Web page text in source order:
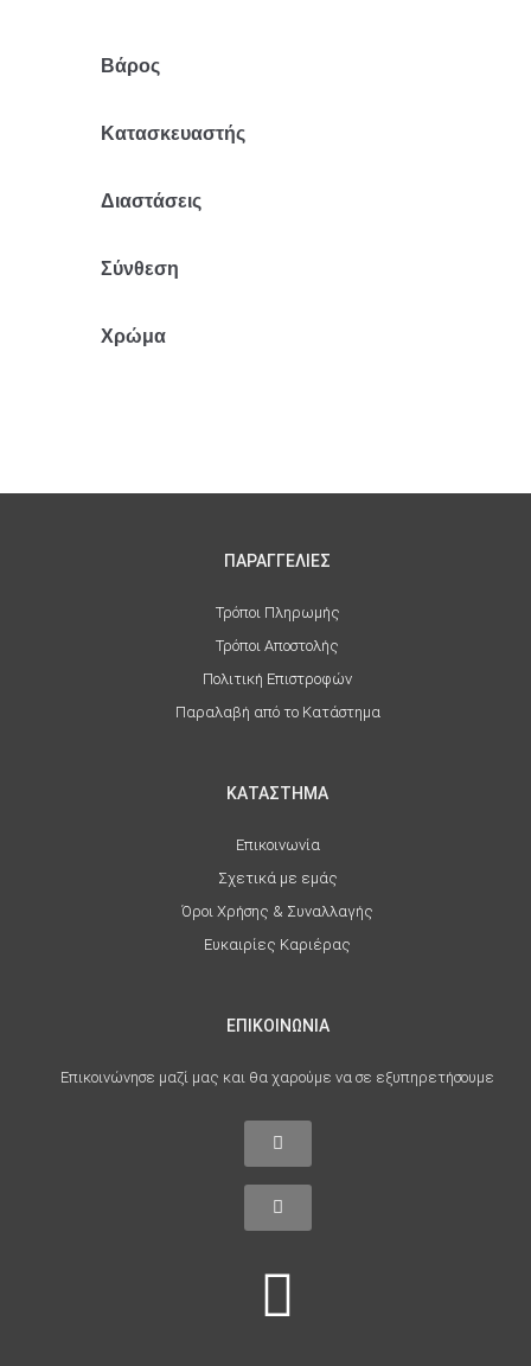
Βάρος
Κατασκευαστής
Διαστάσεις
Σύνθεση
Χρώμα
ΠΑΡΑΓΓΕΛΙΕΣ
Τρόποι Πληρωμής
Τρόποι Αποστολής
Πολιτική Επιστροφών
Παραλαβή από το Κατάστημα
ΚΑΤΑΣΤΗΜΑ
Επικοινωνία
Σχετικά με εμάς
Όροι Χρήσης & Συναλλαγής
Ευκαιρίες Καριέρας
ΕΠΙΚΟΙΝΩΝΙΑ
Επικοινώνησε μαζί μας και θα χαρούμε να σε εξυπηρετήσουμε